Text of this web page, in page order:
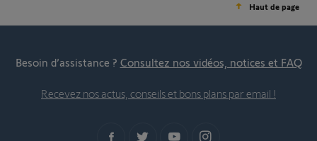
Haut de page
Besoin d’assistance ? Consultez nos vidéos, notices et FAQ
Recevez nos actus, conseils et bons plans par email !